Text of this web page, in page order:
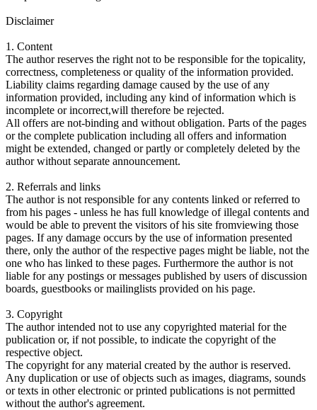
Disclaimer
1. Content
The author reserves the right not to be responsible for the topicality,
correctness, completeness or quality of the information provided.
Liability claims regarding damage caused by the use of any
information provided, including any kind of information which is
incomplete or incorrect,will therefore be rejected.
All offers are not-binding and without obligation. Parts of the pages
or the complete publication including all offers and information
might be extended, changed or partly or completely deleted by the
author without separate announcement.
2. Referrals and links
The author is not responsible for any contents linked or referred to
from his pages - unless he has full knowledge of illegal contents and
would be able to prevent the visitors of his site fromviewing those
pages. If any damage occurs by the use of information presented
there, only the author of the respective pages might be liable, not the
one who has linked to these pages. Furthermore the author is not
liable for any postings or messages published by users of discussion
boards, guestbooks or mailinglists provided on his page.
3. Copyright
The author intended not to use any copyrighted material for the
publication or, if not possible, to indicate the copyright of the
respective object.
The copyright for any material created by the author is reserved.
Any duplication or use of objects such as images, diagrams, sounds
or texts in other electronic or printed publications is not permitted
without the author's agreement.